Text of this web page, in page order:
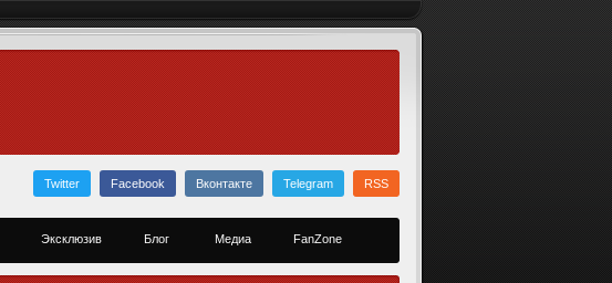
Twitter Facebook Вконтакте Telegram RSS
Эксклюзив Блог Медиа FanZone